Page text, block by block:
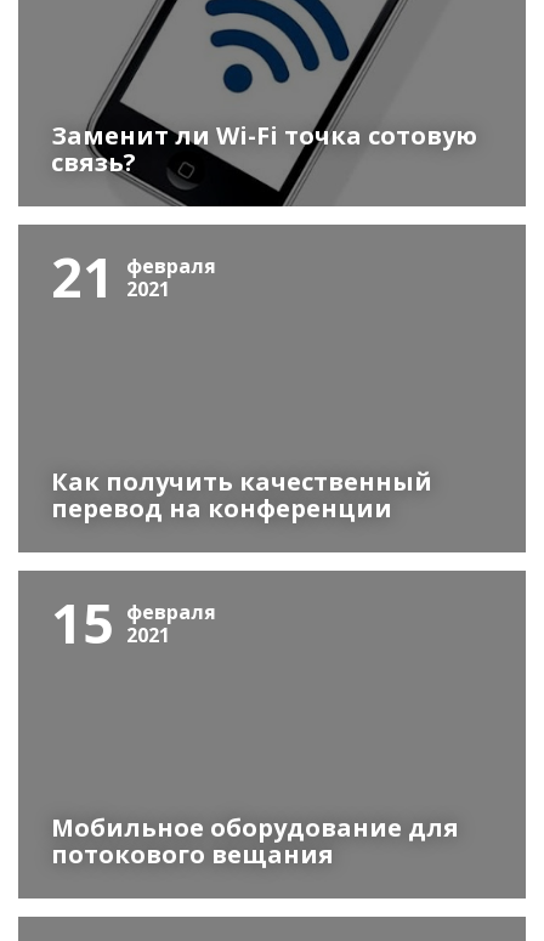
Заменит ли Wi-Fi точка сотовую
связь?
21
февраля
2021
Как получить качественный
перевод на конференции
15 февраля
2021
Мобильное оборудование для
потокового вещания